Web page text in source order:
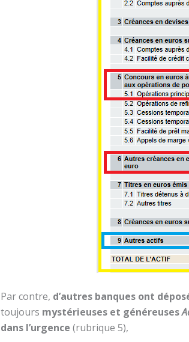
Par contre, d’autres banques ont
toujours mystérieuses et généreuses
dans l’urgence (rubrique 5),